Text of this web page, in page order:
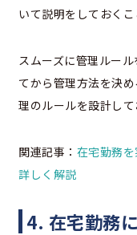
いて説明をしておくこ
スムーズに管理ルー
てから管理方法を決
理のルールを設計して
関連記事： 在宅勤務
詳しく解説
4. 在宅勤務